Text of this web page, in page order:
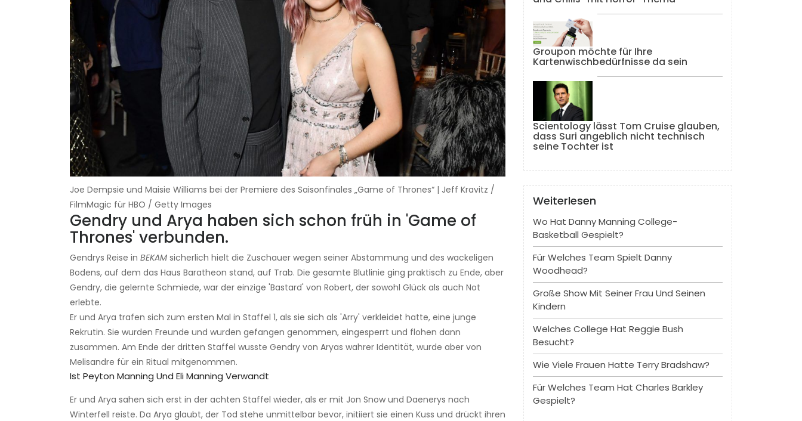
Joe Dempsie und Maisie Williams bei der Premiere des Saisonfinales „Game of Thrones“ | Jeff Kravitz /
FilmMagic für HBO / Getty Images
Gendry und Arya haben sich schon früh in 'Game of
Thrones' verbunden.
Gendrys Reise in BEKAM sicherlich hielt die Zuschauer wegen seiner Abstammung und des wackeligen
Bodens, auf dem das Haus Baratheon stand, auf Trab. Die gesamte Blutlinie ging praktisch zu Ende, aber
Gendry, die gelernte Schmiede, war der einzige 'Bastard' von Robert, der sowohl Glück als auch Not
erlebte.
Er und Arya trafen sich zum ersten Mal in Staffel 1, als sie sich als 'Arry' verkleidet hatte, eine junge
Rekrutin. Sie wurden Freunde und wurden gefangen genommen, eingesperrt und flohen dann
zusammen. Am Ende der dritten Staffel wusste Gendry von Aryas wahrer Identität, wurde aber von
Melisandre für ein Ritual mitgenommen.
Ist Peyton Manning Und Eli Manning Verwandt
Er und Arya sahen sich erst in der achten Staffel wieder, als er mit Jon Snow und Daenerys nach
Winterfell reiste. Da Arya glaubt, der Tod stehe unmittelbar bevor, initiiert sie einen Kuss und drückt ihren
Groupon möchte für Ihre
Kartenwischbedürfnisse da sein
Scientology lässt Tom Cruise glauben,
dass Suri angeblich nicht technisch
seine Tochter ist
Weiterlesen
Wo Hat Danny Manning College-
Basketball Gespielt?
Für Welches Team Spielt Danny
Woodhead?
Große Show Mit Seiner Frau Und Seinen
Kindern
Welches College Hat Reggie Bush
Besucht?
Wie Viele Frauen Hatte Terry Bradshaw?
Für Welches Team Hat Charles Barkley
Gespielt?